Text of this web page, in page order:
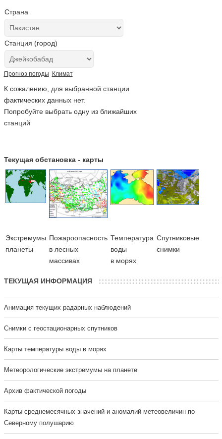
Страна
Станция (город)
Прогноз погоды Климат
К сожалению, для выбранной станции
фактических данных нет.
Попробуйте выбрать одну из ближайших
станций
Текущая обстановка - карты
Экстремумы
планеты
Пожароопасность
в лесных
массивах
Температура
воды
в морях
Cпутниковые
снимки
ТЕКУЩАЯ ИНФОРМАЦИЯ
Анимация текущих радарных наблюдений
Cнимки с геостационарных спутников
Карты температуры воды в морях
Метеорологические экстремумы на планете
Архив фактической погоды
Карты среднемесячных значений и аномалий метеовеличин по
Северному полушарию